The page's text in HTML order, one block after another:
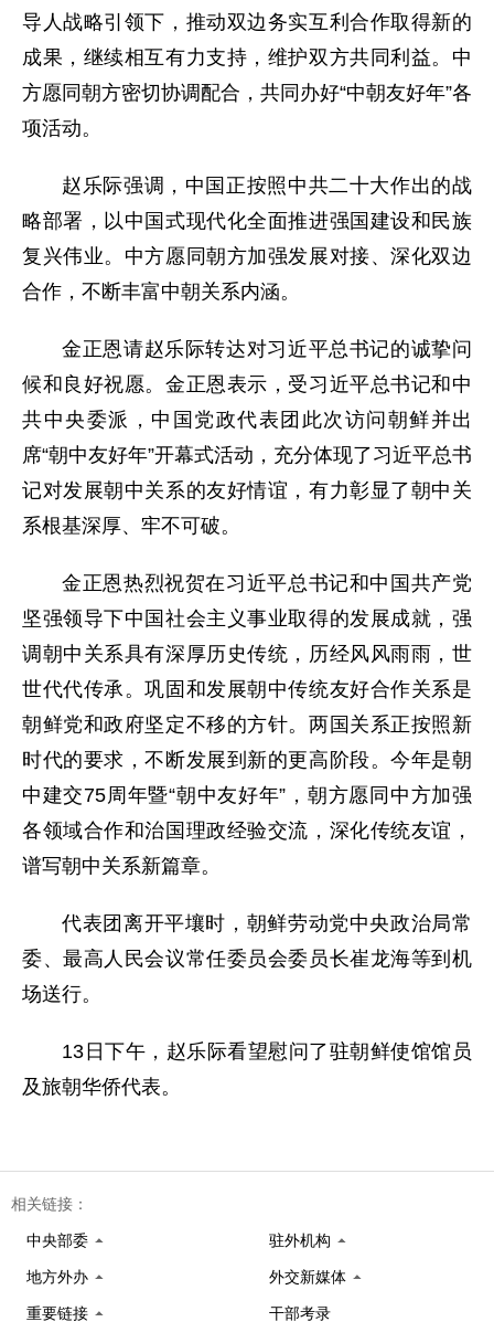
导人战略引领下，推动双边务实互利合作取得新的
成果，继续相互有力支持，维护双方共同利益。中
方愿同朝方密切协调配合，共同办好“中朝友好年”各
项活动。
赵乐际强调，中国正按照中共二十大作出的战
略部署，以中国式现代化全面推进强国建设和民族
复兴伟业。中方愿同朝方加强发展对接、深化双边
合作，不断丰富中朝关系内涵。
金正恩请赵乐际转达对习近平总书记的诚挚问
候和良好祝愿。金正恩表示，受习近平总书记和中
共中央委派，中国党政代表团此次访问朝鲜并出
席“朝中友好年”开幕式活动，充分体现了习近平总书
记对发展朝中关系的友好情谊，有力彰显了朝中关
系根基深厚、牢不可破。
金正恩热烈祝贺在习近平总书记和中国共产党
坚强领导下中国社会主义事业取得的发展成就，强
调朝中关系具有深厚历史传统，历经风风雨雨，世
世代代传承。巩固和发展朝中传统友好合作关系是
朝鲜党和政府坚定不移的方针。两国关系正按照新
时代的要求，不断发展到新的更高阶段。今年是朝
中建交75周年暨“朝中友好年”，朝方愿同中方加强
各领域合作和治国理政经验交流，深化传统友谊，
谱写朝中关系新篇章。
代表团离开平壤时，朝鲜劳动党中央政治局常
委、最高人民会议常任委员会委员长崔龙海等到机
场送行。
13日下午，赵乐际看望慰问了驻朝鲜使馆馆员
及旅朝华侨代表。
相关链接：
中央部委 驻外机构
地方外办 外交新媒体
重要链接 干部考录